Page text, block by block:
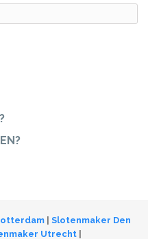
Slotenmaker Den
Utrecht